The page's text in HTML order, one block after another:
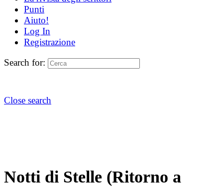
Punti
Aiuto!
Log In
Registrazione
Search for:
Close search
Notti di Stelle (Ritorno a